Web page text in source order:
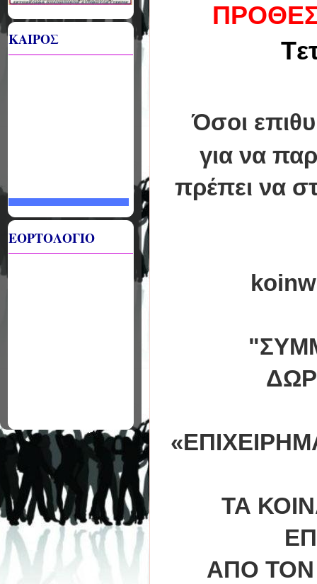
Όσοι
για να
πρέπει να
«
ΤΑ
ΑΠΟ
ΚΑΙΡΟΣ
ΕΟΡΤΟΛΟΓΙΟ